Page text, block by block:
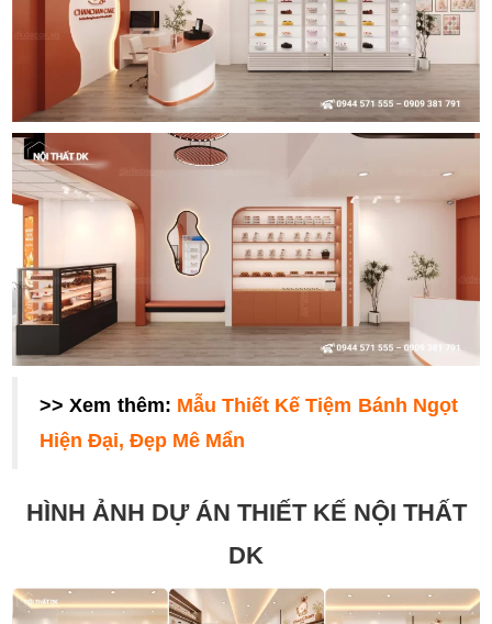
>> Xem thêm: Mẫu Thiết Kế Tiệm Bánh Ngọt
Hiện Đại, Đẹp Mê Mẩn
HÌNH ẢNH DỰ ÁN THIẾT KẾ NỘI THẤT
DK